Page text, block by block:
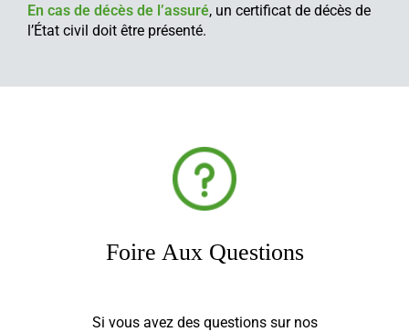
En cas de décès de l’assuré, un certificat de décès de
l’État civil doit être présenté.
Foire Aux Questions
Si vous avez des questions sur nos